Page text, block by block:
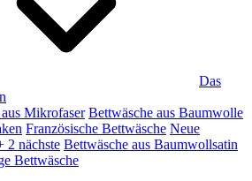
Das
Mikrofaser Bettwäsche aus Baumwolle
Französische Bettwäsche Neue
2 nächste Bettwäsche aus Baumwollsatin
Bettwäsche